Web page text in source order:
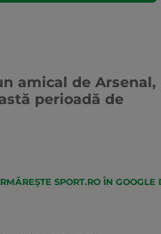
amical de Arsenal,
perioadă de
SPORT.RO ÎN GOOGLE